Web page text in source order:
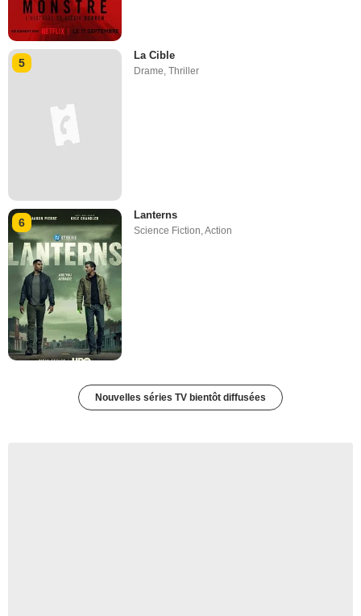
5
La Cible
Drame ,Thriller
6
Lanterns
Science Fiction,Action
Nouvelles séries TV bientôt diffusées